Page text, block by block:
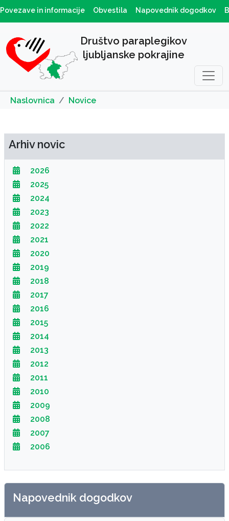
Povezave in informacije Obvestila Napovednik dogodkov
Društvo paraplegikov
ljubljanske pokrajine
Naslovnica Novice
Arhiv novic
2026
2025
2024
2023
2022
2021
2020
2019
2018
2017
2016
2015
2014
2013
2012
2011
2010
2009
2008
2007
2006
Napovednik dogodkov